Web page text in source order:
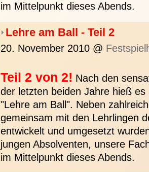
im Mittelpunkt dieses Abends.
Lehre am Ball - Teil 2
20. November 2010 @
Teil 2 von 2! Nach den
der letzten beiden Jahre hieß
"Lehre am Ball". Neben
gemeinsam mit den Lehrlingen
entwickelt und umgesetzt
jungen Absolventen, unsere
im Mittelpunkt dieses Abends.